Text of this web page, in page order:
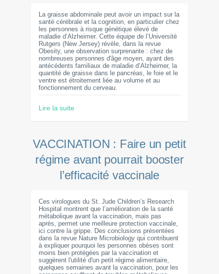
La graisse abdominale peut avoir un impact sur la
santé cérébrale et la cognition, en particulier chez
les personnes à risque génétique élevé de
maladie d’Alzheimer. Cette équipe de l’Université
Rutgers (New Jersey) révèle, dans la revue
Obesity, une observation surprenante : chez de
nombreuses personnes d'âge moyen, ayant des
antécédents familiaux de maladie d’Alzheimer, la
quantité de graisse dans le pancréas, le foie et le
ventre est étroitement liée au volume et au
fonctionnement du cerveau.
Lire la suite
VACCINATION : Faire un petit
régime avant pourrait booster
l’efficacité vaccinale
Ces virologues du St. Jude Children’s Research
Hospital montrent que l’amélioration de la santé
métabolique avant la vaccination, mais pas
après, permet une meilleure protection vaccinale,
ici contre la grippe. Des conclusions présentées
dans la revue Nature Microbiology qui contribuent
à expliquer pourquoi les personnes obèses sont
moins bien protégées par la vaccination et
suggèrent l'utilité d'un petit régime alimentaire,
quelques semaines avant la vaccination, pour les